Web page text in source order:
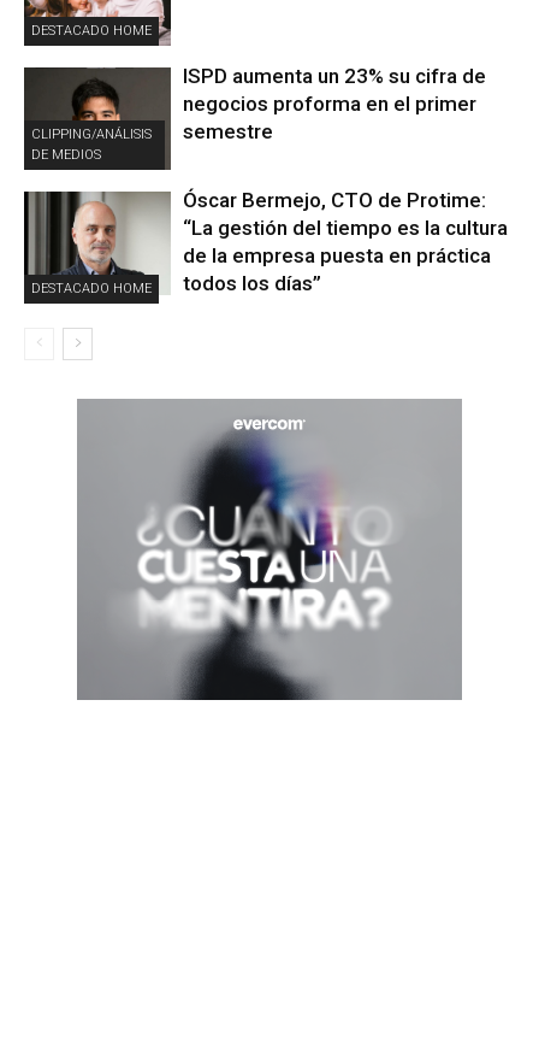
DESTACADO HOME
CLIPPING/ANÁLISIS
DE MEDIOS
ISPD aumenta un 23% su cifra de
negocios proforma en el primer
semestre
DESTACADO HOME
Óscar Bermejo, CTO de Protime:
“La gestión del tiempo es la cultura
de la empresa puesta en práctica
todos los días”